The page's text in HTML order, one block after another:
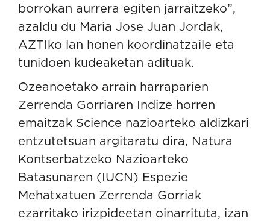
borrokan aurrera egiten jarraitzeko”,
azaldu du Maria Jose Juan Jordak,
AZTIko lan honen koordinatzaile eta
tunidoen kudeaketan adituak.
Ozeanoetako arrain harraparien
Zerrenda Gorriaren Indize horren
emaitzak Science nazioarteko aldizkari
entzutetsuan argitaratu dira, Natura
Kontserbatzeko Nazioarteko
Batasunaren (IUCN) Espezie
Mehatxatuen Zerrenda Gorriak
ezarritako irizpideetan oinarrituta, izan